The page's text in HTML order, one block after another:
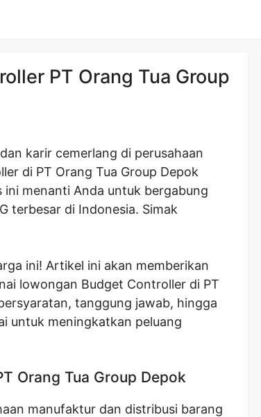
PT Orang Tua Group
karir cemerlang di perusahaan
di PT Orang Tua Group Depok
ini menanti Anda untuk bergabung
terbesar di Indonesia. Simak
ini! Artikel ini akan memberikan
lowongan Budget Controller di PT
tanggung jawab, hingga
untuk meningkatkan peluang
Orang Tua Group Depok
manufaktur dan distribusi barang